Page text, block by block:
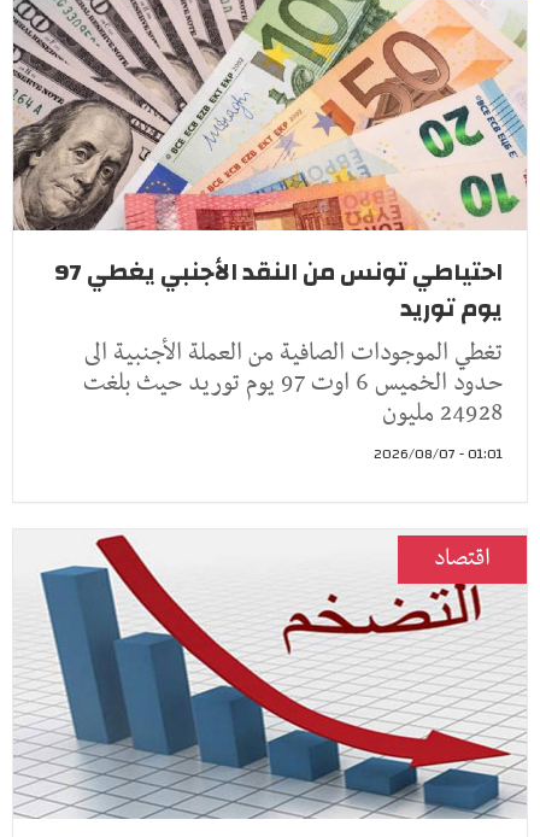
احتياطي تونس من النقد الأجنبي يغطي 97
يوم توريد
تغطي الموجودات الصافية من العملة الأجنبية الى
حدود الخميس 6 اوت 97 يوم توريد حيث بلغت
24928 مليون
01:01 - 2026/08/07
اقتصاد